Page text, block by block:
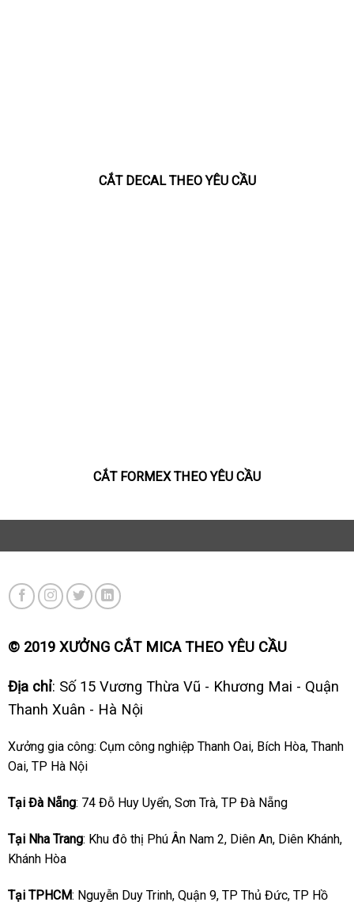
CẮT DECAL THEO YÊU CẦU
CẮT FORMEX THEO YÊU CẦU
© 2019 XƯỞNG CẮT MICA THEO YÊU CẦU
Địa chỉ: Số 15 Vương Thừa Vũ - Khương Mai - Quận
Thanh Xuân - Hà Nội
Xưởng gia công: Cụm công nghiệp Thanh Oai, Bích Hòa, Thanh
Oai, TP Hà Nội
Tại Đà Nẵng: 74 Đỗ Huy Uyển, Sơn Trà, TP Đà Nẵng
Tại Nha Trang: Khu đô thị Phú Ân Nam 2, Diên An, Diên Khánh,
Khánh Hòa
Tại TPHCM: Nguyễn Duy Trinh, Quận 9, TP Thủ Đức, TP Hồ